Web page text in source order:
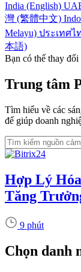
India (English)
灣 (繁體中文)
Melayu) ประเทศไ
本語)
Bạn có thể thay
Trung tâm
Tìm hiểu về các
để giúp doanh
Hợp Lý
Tăng
9 phút
Chọn danh